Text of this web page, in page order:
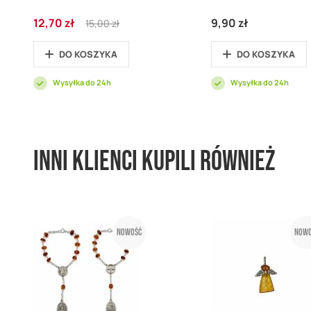
Cena
promocyjna
12,70 zł
Regular
Price
15,00 zł
DO KOSZYKA
Wysyłka do 24h
9,90 zł
DO KOSZYKA
Wysyłka do 24h
Inni klienci kupili również
Nowość